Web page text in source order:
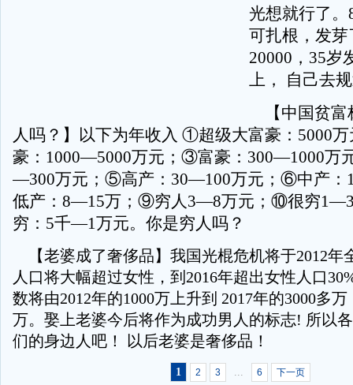
光想就行了。
可扎根，发芽
20000，35岁
上， 自己去
【中国贫富
人吗？】以下为年收入 ①超级大富豪：5000
豪：1000—5000万元；③富豪：300—1000万
—300万元；⑤高产：30—100万元；⑥中产
低产：8—15万；⑨穷人3—8万元；⑩很穷1—3
穷：5千—1万元。你是穷人吗？
【老婆成了奢侈品】我国光棍危机将于2012年
人口将大幅超过女性，到2016年超出女性人口
数将由2012年的1000万上升到 2017年的3000多万
万。娶上老婆今后将作为成功男人的标志! 所以
们的身边人吧！ 以后老婆是奢侈品！
1 2 3 ... 6 下一页